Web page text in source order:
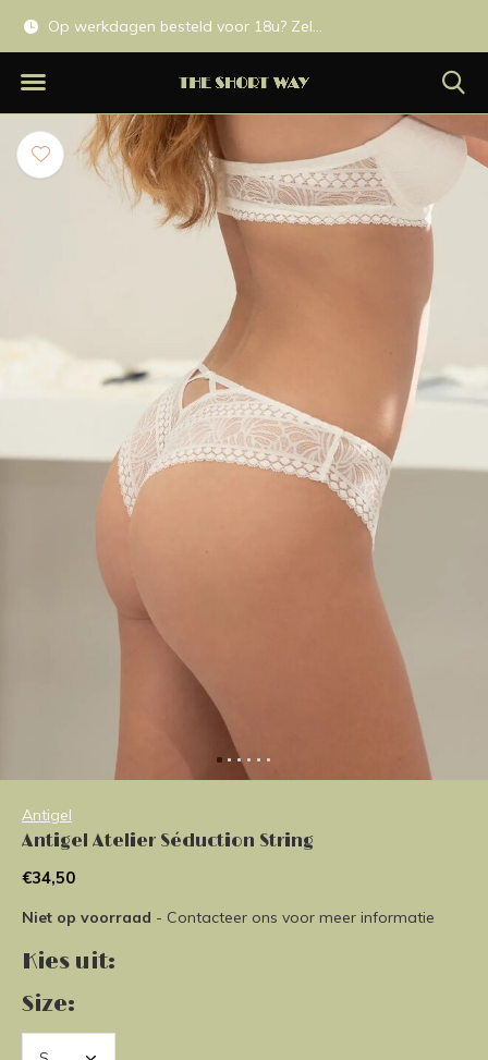
Op werkdagen besteld voor 18u? Zelfde dag verzonden.
Antigel
Antigel Atelier Séduction String
€34,50
Niet op voorraad - Contacteer ons voor meer informatie
Kies uit:
Size: